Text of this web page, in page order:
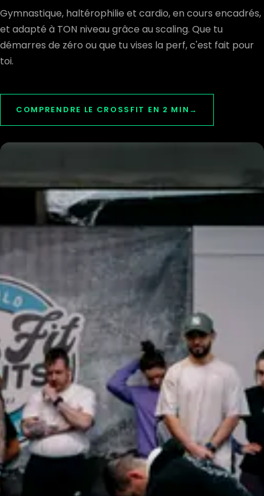
Gymnastique, haltérophilie et cardio, en cours encadrés,
et adapté à TON niveau grâce au scaling. Que tu
démarres de zéro ou que tu vises la perf, c'est fait pour
toi.
COMPRENDRE LE CROSSFIT EN 2 MIN →